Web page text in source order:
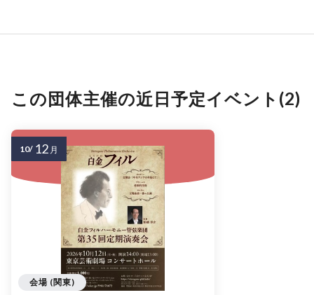
この団体主催の近日予定イベント(2)
会場 (関東)
10/ 12 月